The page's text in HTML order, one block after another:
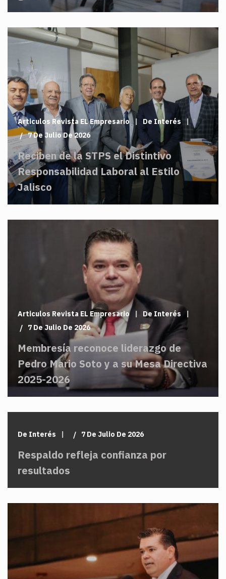
Articulos Revista EL Empresario
De Interés
7 De Julio De 2026
Reciben de la STPS el Distintivo
Responsabilidad Laboral al Estilo
Jalisco
Articulos Revista EL Empresario
De Interés
7 De Julio De 2026
Membresía reconoce liderazgo de
Pedro Mario Soto y a su Mesa Directiva
2025-2026
De Interés 7 De Julio De 2026
Respaldo refleja confianza por
resultados